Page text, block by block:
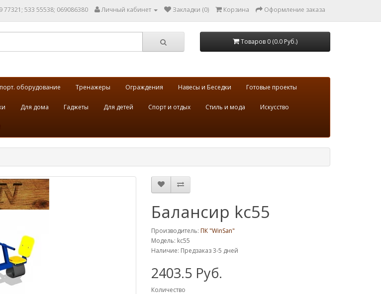
77321; 533 55538; 069086380 Личный кабинет Закладки (0) Корзина Оформление заказа
Товаров 0 (0.0 Руб.)
оборудование Тренажеры Ограждения Навесы и Беседки Готовые проекты
Для дома Гаджеты Для детей Спорт и отдых Стиль и мода Искусство
Балансир kc55
Производитель: ПК "WinSan"
Модель: kc55
Наличие: Предзаказ 3-5 дней
2403.5 Руб.
Количество